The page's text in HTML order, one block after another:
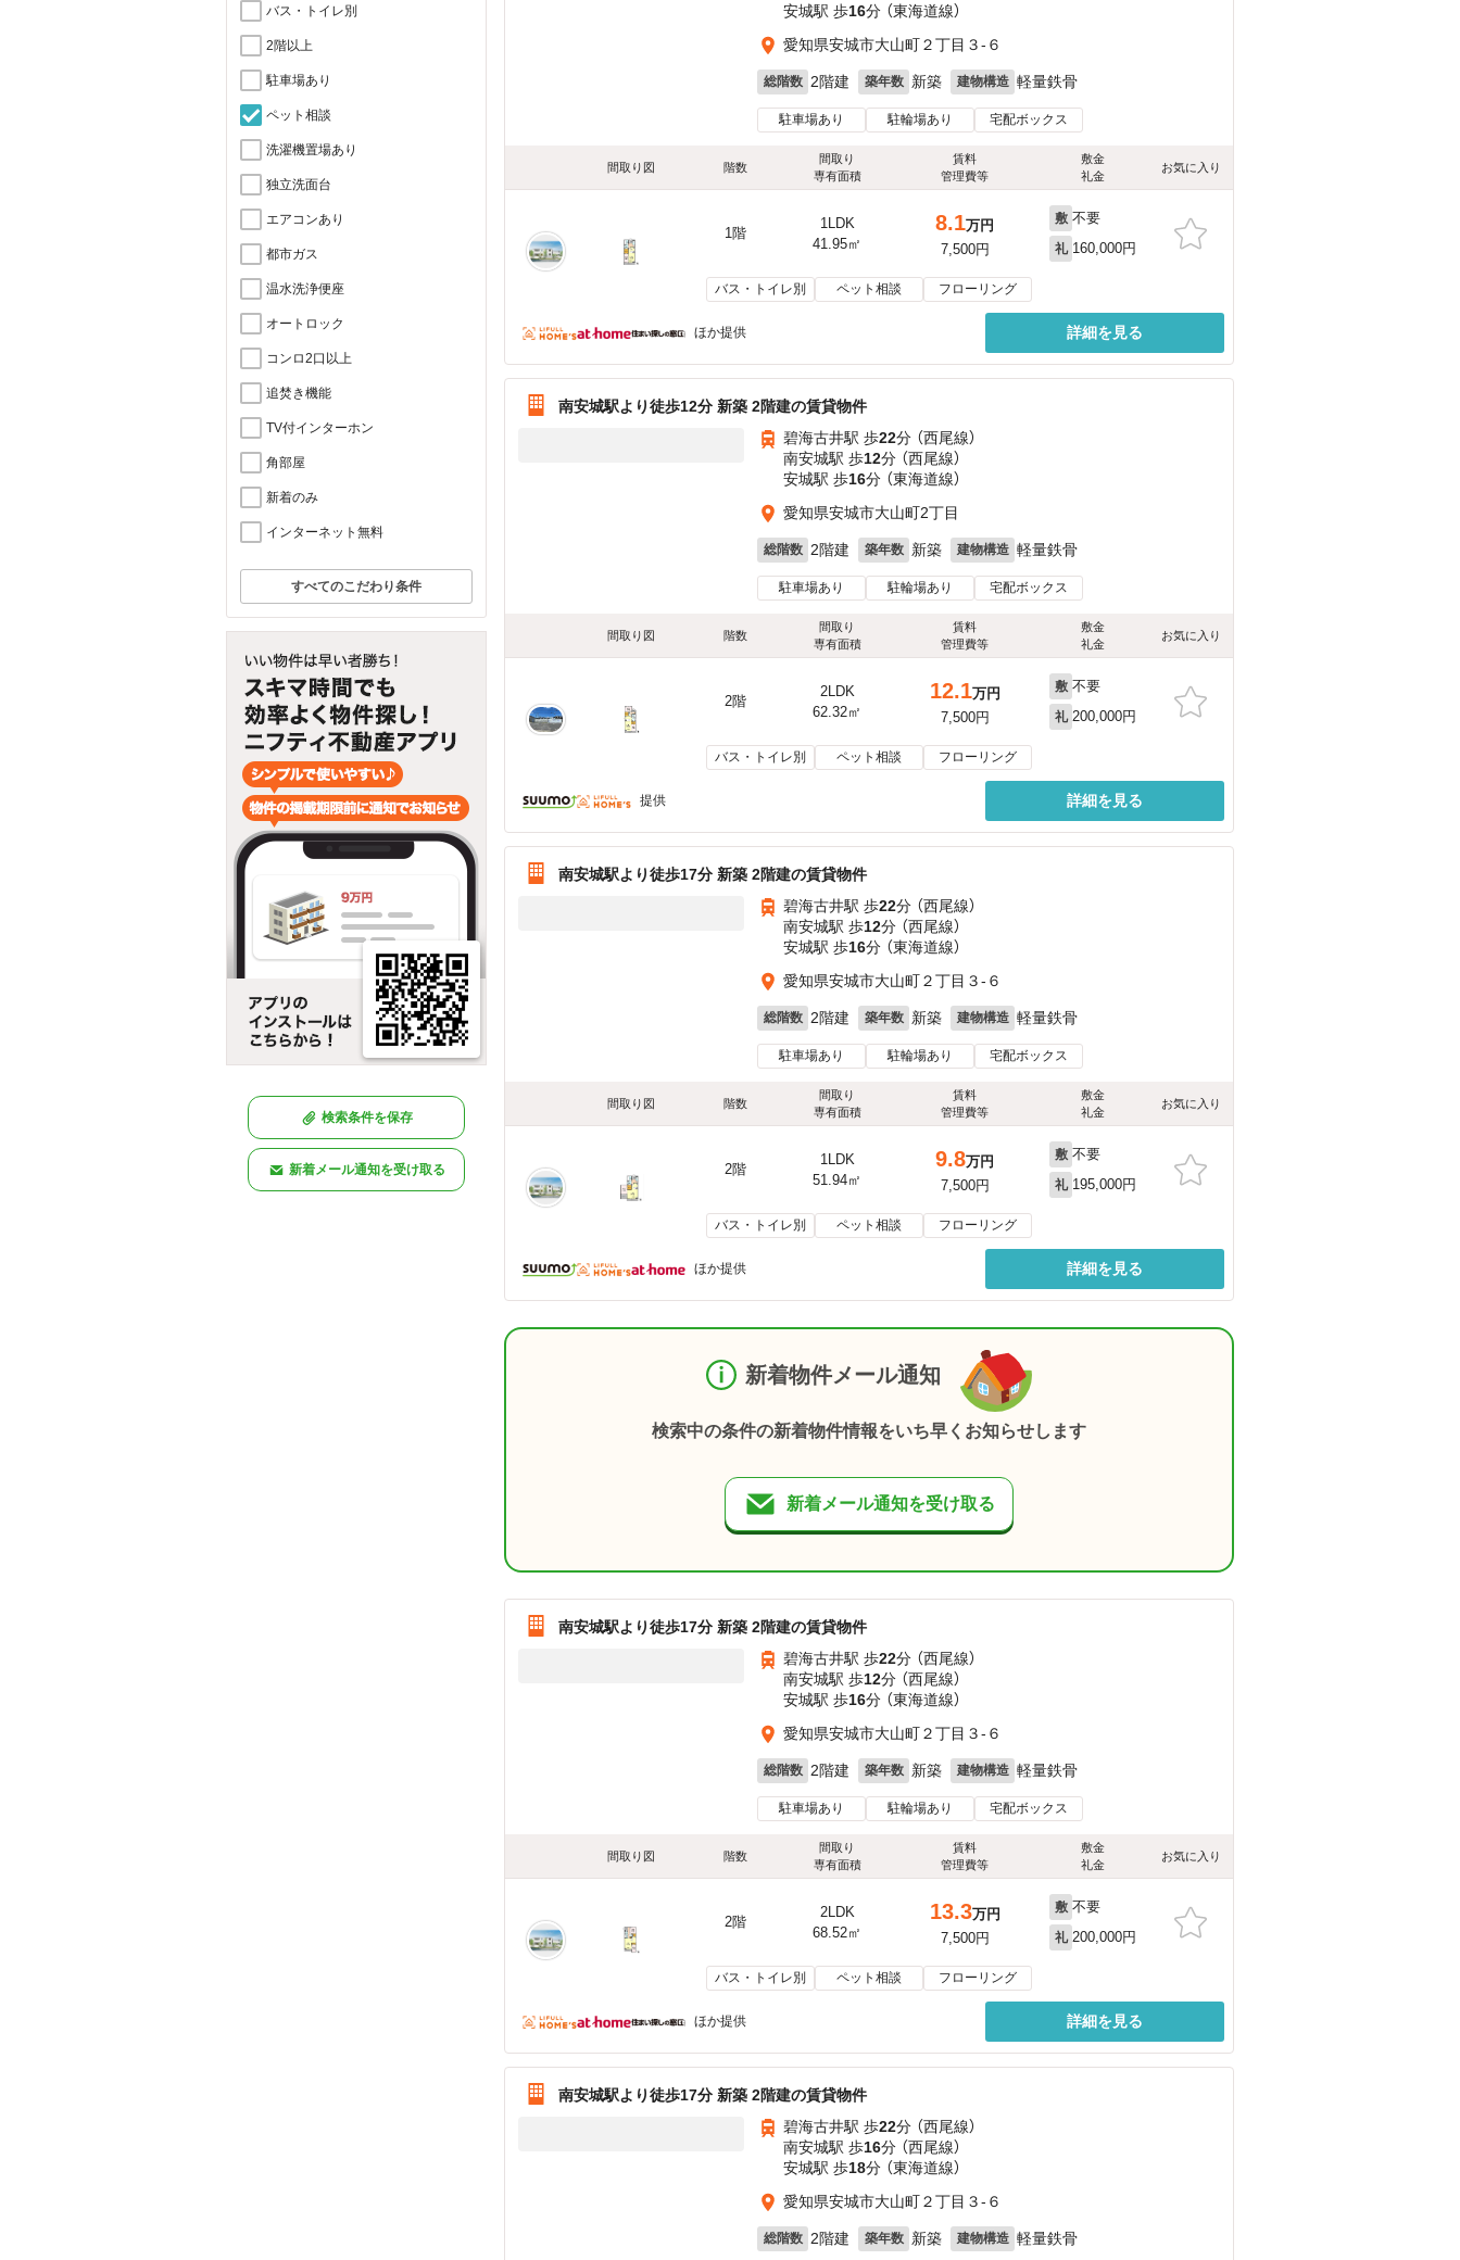
バス・トイレ別
2階以上
駐車場あり
ペット相談
洗濯機置場あり
独立洗面台
エアコンあり
都市ガス
温水洗浄便座
オートロック
コンロ2口以上
追焚き機能
TV付インターホン
角部屋
新着のみ
インターネット無料
すべてのこだわり条件
検索条件を保存
新着メール通知を受け取る
安城駅 歩16分 （東海道線）
愛知県安城市大山町２丁目３-６
総階数 2階建 築年数 新築 建物構造 軽量鉄骨
駐車場あり 駐輪場あり 宅配ボックス
間取り図 階数
間取り
専有面積
賃料
管理費等
敷金
礼金
お気に入り
1階
1LDK
41.95㎡
8.1万円
7,500円
敷 不要
礼 160,000円
バス・トイレ別 ペット相談 フローリング
ほか提供 詳細を見る
南安城駅より徒歩12分 新築 2階建の賃貸物件
碧海古井駅 歩22分 （西尾線）
南安城駅 歩12分 （西尾線）
安城駅 歩16分 （東海道線）
愛知県安城市大山町2丁目
総階数 2階建 築年数 新築 建物構造 軽量鉄骨
駐車場あり 駐輪場あり 宅配ボックス
間取り図 階数
間取り
専有面積
賃料
管理費等
敷金
礼金
お気に入り
2階
2LDK
62.32㎡
12.1万円
7,500円
敷 不要
礼 200,000円
バス・トイレ別 ペット相談 フローリング
提供 詳細を見る
南安城駅より徒歩17分 新築 2階建の賃貸物件
碧海古井駅 歩22分 （西尾線）
南安城駅 歩12分 （西尾線）
安城駅 歩16分 （東海道線）
愛知県安城市大山町２丁目３-６
総階数 2階建 築年数 新築 建物構造 軽量鉄骨
駐車場あり 駐輪場あり 宅配ボックス
間取り図 階数
間取り
専有面積
賃料
管理費等
敷金
礼金
お気に入り
2階
1LDK
51.94㎡
9.8万円
7,500円
敷 不要
礼 195,000円
バス・トイレ別 ペット相談 フローリング
ほか提供 詳細を見る
新着物件メール通知
検索中の条件の新着物件情報をいち早くお知らせします
新着メール通知を受け取る
南安城駅より徒歩17分 新築 2階建の賃貸物件
碧海古井駅 歩22分 （西尾線）
南安城駅 歩12分 （西尾線）
安城駅 歩16分 （東海道線）
愛知県安城市大山町２丁目３-６
総階数 2階建 築年数 新築 建物構造 軽量鉄骨
駐車場あり 駐輪場あり 宅配ボックス
間取り図 階数
間取り
専有面積
賃料
管理費等
敷金
礼金
お気に入り
2階
2LDK
68.52㎡
13.3万円
7,500円
敷 不要
礼 200,000円
バス・トイレ別 ペット相談 フローリング
ほか提供 詳細を見る
南安城駅より徒歩17分 新築 2階建の賃貸物件
碧海古井駅 歩22分 （西尾線）
南安城駅 歩16分 （西尾線）
安城駅 歩18分 （東海道線）
愛知県安城市大山町２丁目３-６
総階数 2階建 築年数 新築 建物構造 軽量鉄骨